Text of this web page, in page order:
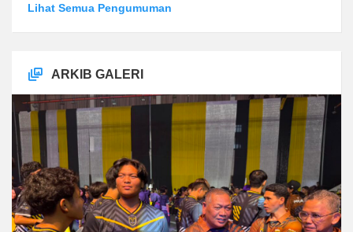
Lihat Semua Pengumuman
ARKIB GALERI